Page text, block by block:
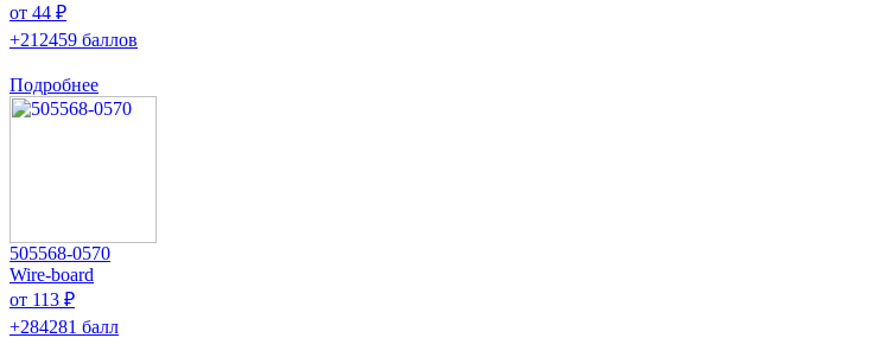
от 44 ₽
+212459 баллов
Подробнее
505568-0570
Wire-board
от 113 ₽
+284281 балл